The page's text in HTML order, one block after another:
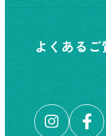
よくあるご